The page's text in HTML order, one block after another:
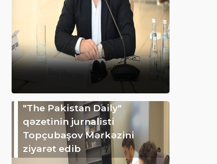
"The Pakistan Daily"
qəzetinin jurnalisti
Topçubaşov Mərkəzini
ziyarət edib